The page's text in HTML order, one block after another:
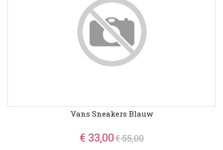
Vans Sneakers Blauw
€ 33,00€ 55,00